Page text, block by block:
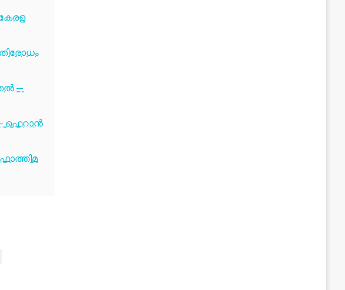
—
ഫെറാൻ